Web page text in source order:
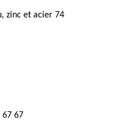
zinc et acier 74
67 67